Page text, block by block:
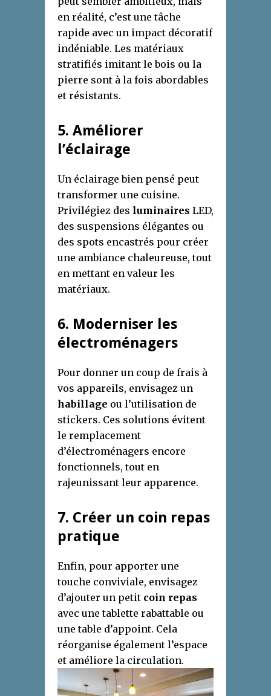
en réalité, c’est une tâche
rapide avec un impact décoratif
indéniable. Les matériaux
stratifiés imitant le bois ou la
pierre sont à la fois abordables
et résistants.
5. Améliorer
l’éclairage
Un éclairage bien pensé peut
transformer une cuisine.
Privilégiez des luminaires LED,
des suspensions élégantes ou
des spots encastrés pour créer
une ambiance chaleureuse, tout
en mettant en valeur les
matériaux.
6. Moderniser les
électroménagers
Pour donner un coup de frais à
vos appareils, envisagez un
habillage ou l’utilisation de
stickers. Ces solutions évitent
le remplacement
d’électroménagers encore
fonctionnels, tout en
rajeunissant leur apparence.
7. Créer un coin repas
pratique
Enfin, pour apporter une
touche conviviale, envisagez
d’ajouter un petit coin repas
avec une tablette rabattable ou
une table d’appoint. Cela
réorganise également l’espace
et améliore la circulation.